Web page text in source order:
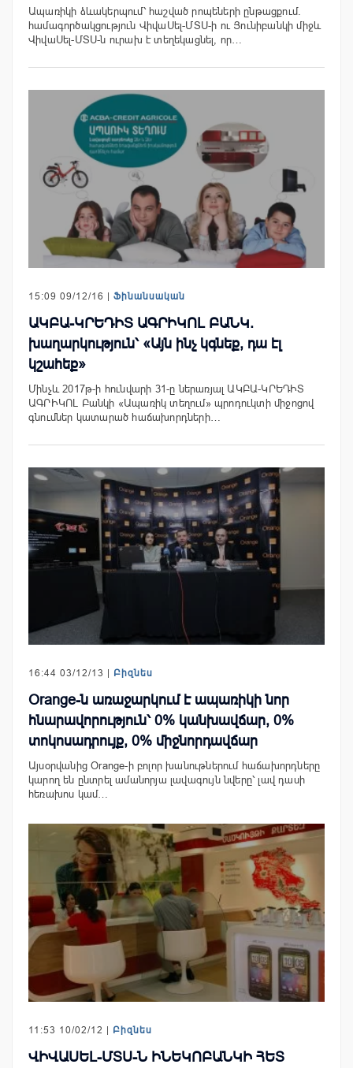
Ապառիկի ձևակերպում՝ հաշված րոպեների ընթացքում.
համագործակցություն ՎիվաՍել-ՄՏՍ-ի ու Յունիբանկի միջև
ՎիվաՍել-ՄՏՍ-ն ուրախ է տեղեկացնել, որ…
15:09 09/12/16 | Ֆինանսական
ԱԿԲԱ-ԿՐԵԴԻՏ ԱԳՐԻԿՈԼ ԲԱՆԿ.
խաղարկություն՝ «Այն ինչ կգնեք, դա էլ
կշահեք»
Մինչև 2017թ-ի հունվարի 31-ը ներառյալ ԱԿԲԱ-ԿՐԵԴԻՏ
ԱԳՐԻԿՈԼ Բանկի «Ապառիկ տեղում» պրոդուկտի միջոցով
գնումներ կատարած հաճախորդների…
16:44 03/12/13 | Բիզնես
Orange-ն առաջարկում է ապառիկի նոր
հնարավորություն՝ 0% կանխավճար, 0%
տոկոսադրույք, 0% միջնորդավճար
Այսօրվանից Orange-ի բոլոր խանութներում հաճախորդները
կարող են ընտրել ամանորյա լավագույն նվերը՝ լավ դասի
հեռախոս կամ…
11:53 10/02/12 | Բիզնես
ՎԻՎԱՍԵԼ-ՄՏՍ-Ն ԻՆԵԿՈԲԱՆԿԻ ՀԵՏ